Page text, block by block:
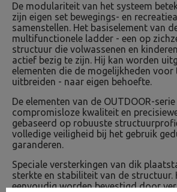
De modulariteit van het systeem
zijn eigen set bewegings- en
samenstellen. Het basiselement van
multifunctionele ladder - een op
structuur die volwassenen en
actief bezig te zijn. Hij kan worden
elementen die de mogelijkheden voor
uitbreiden - naar eigen behoefte.
De elementen van de OUTDOOR-
compromisloze kwaliteit en
gebaseerd op robuuste
volledige veiligheid bij het gebruik
garanderen.
Speciale versterkingen van dik
sterkte en stabiliteit van de structuur.
eenvoudig worden bevestigd door